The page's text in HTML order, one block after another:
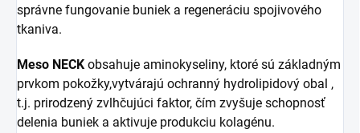
správne fungovanie buniek a regeneráciu spojivového
tkaniva.
Meso NECK obsahuje aminokyseliny, ktoré sú základným
prvkom pokožky,vytvárajú ochranný hydrolipidový obal ,
t.j. prirodzený zvlhčujúci faktor, čím zvyšuje schopnosť
delenia buniek a aktivuje produkciu kolagénu.